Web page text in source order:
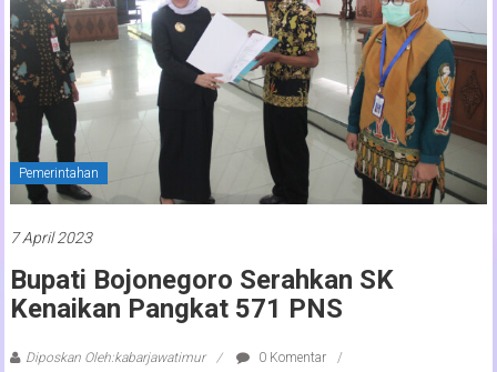
Timur
Pemerintahan
7 April 2023
Bupati Bojonegoro Serahkan SK
Kenaikan Pangkat 571 PNS
Diposkan Oleh:kabarjawatimur
0 Komentar